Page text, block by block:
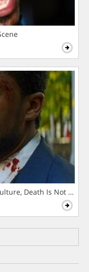
Death Is Not The